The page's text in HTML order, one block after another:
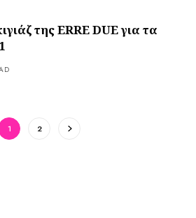
της ERRE DUE για τα
1 2